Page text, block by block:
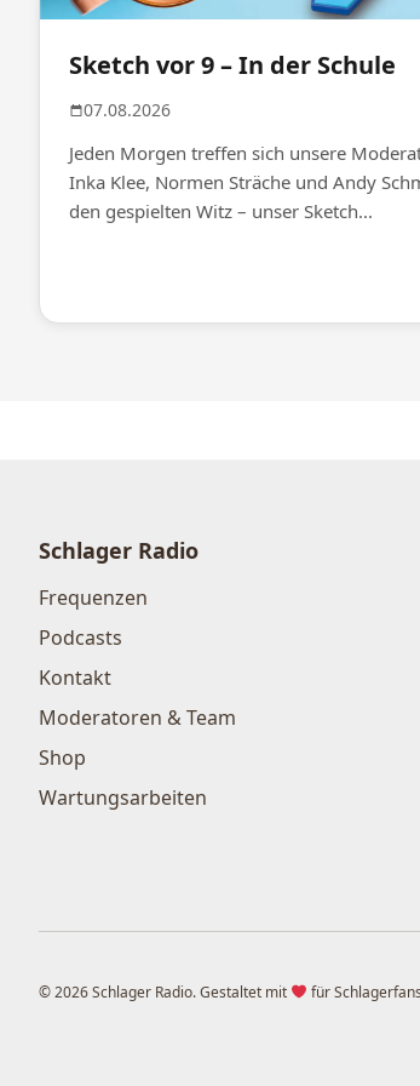
Sketch vor 9 – In der Schule
07.08.2026
Jeden Morgen treffen sich unsere
Inka Klee, Normen Sträche und Andy
den gespielten Witz – unser Sketch...
Schlager Radio
Frequenzen
Podcasts
Kontakt
Moderatoren & Team
Shop
Wartungsarbeiten
© 2026 Schlager Radio. Gestaltet mit für Schlagerfans